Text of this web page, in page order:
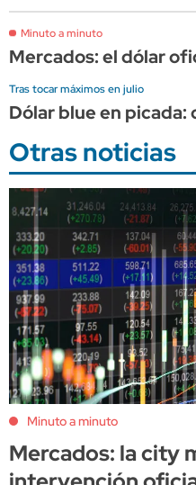
Minuto a minuto
Mercados: el dólar
Tras tocar máximos en julio
Dólar blue en
Otras noticias
Minuto a minuto
Mercados: la city